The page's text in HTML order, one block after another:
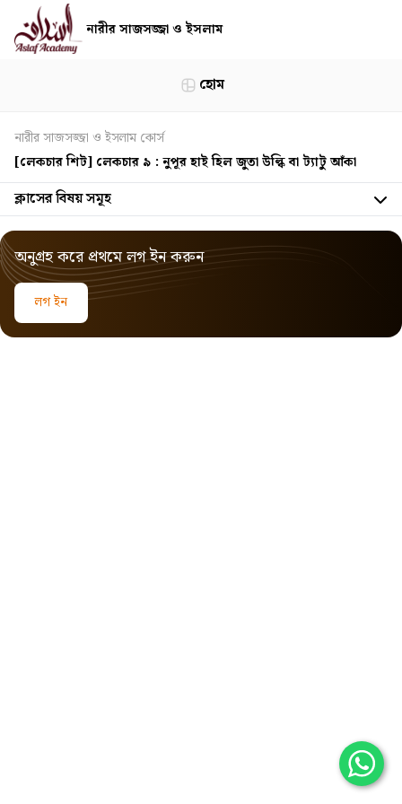
নারীর সাজসজ্জা ও ইসলাম
হোম
নারীর সাজসজ্জা ও ইসলাম কোর্স
[লেকচার শিট] লেকচার ৯ : নুপূর হাই হিল জুতা উল্কি বা ট্যাটু আঁকা
ক্লাসের বিষয় সমূহ
অনুগ্রহ করে প্রথমে লগ ইন করুন
লগ ইন